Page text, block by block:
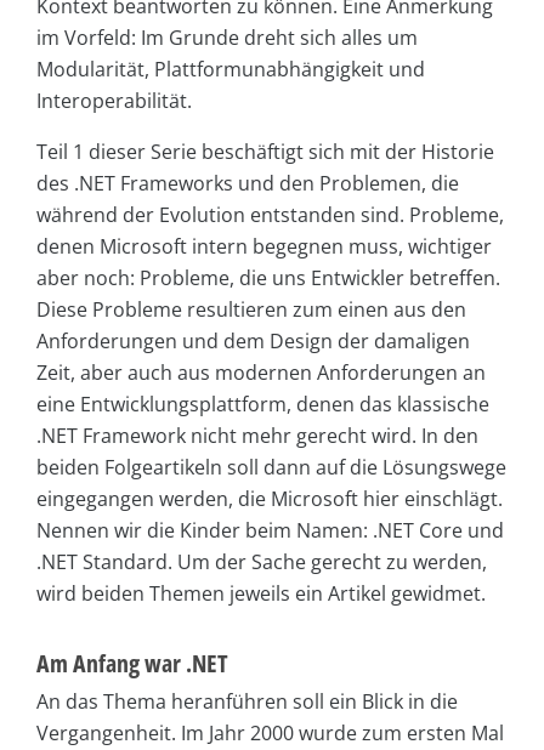
Kontext beantworten zu können. Eine Anmerkung
im Vorfeld: Im Grunde dreht sich alles um
Modularität, Plattformunabhängigkeit und
Interoperabilität.
Teil 1 dieser Serie beschäftigt sich mit der Historie
des .NET Frameworks und den Problemen, die
während der Evolution entstanden sind. Probleme,
denen Microsoft intern begegnen muss, wichtiger
aber noch: Probleme, die uns Entwickler betreffen.
Diese Probleme resultieren zum einen aus den
Anforderungen und dem Design der damaligen
Zeit, aber auch aus modernen Anforderungen an
eine Entwicklungsplattform, denen das klassische
.NET Framework nicht mehr gerecht wird. In den
beiden Folgeartikeln soll dann auf die Lösungswege
eingegangen werden, die Microsoft hier einschlägt.
Nennen wir die Kinder beim Namen: .NET Core und
.NET Standard. Um der Sache gerecht zu werden,
wird beiden Themen jeweils ein Artikel gewidmet.
Am Anfang war .NET
An das Thema heranführen soll ein Blick in die
Vergangenheit. Im Jahr 2000 wurde zum ersten Mal